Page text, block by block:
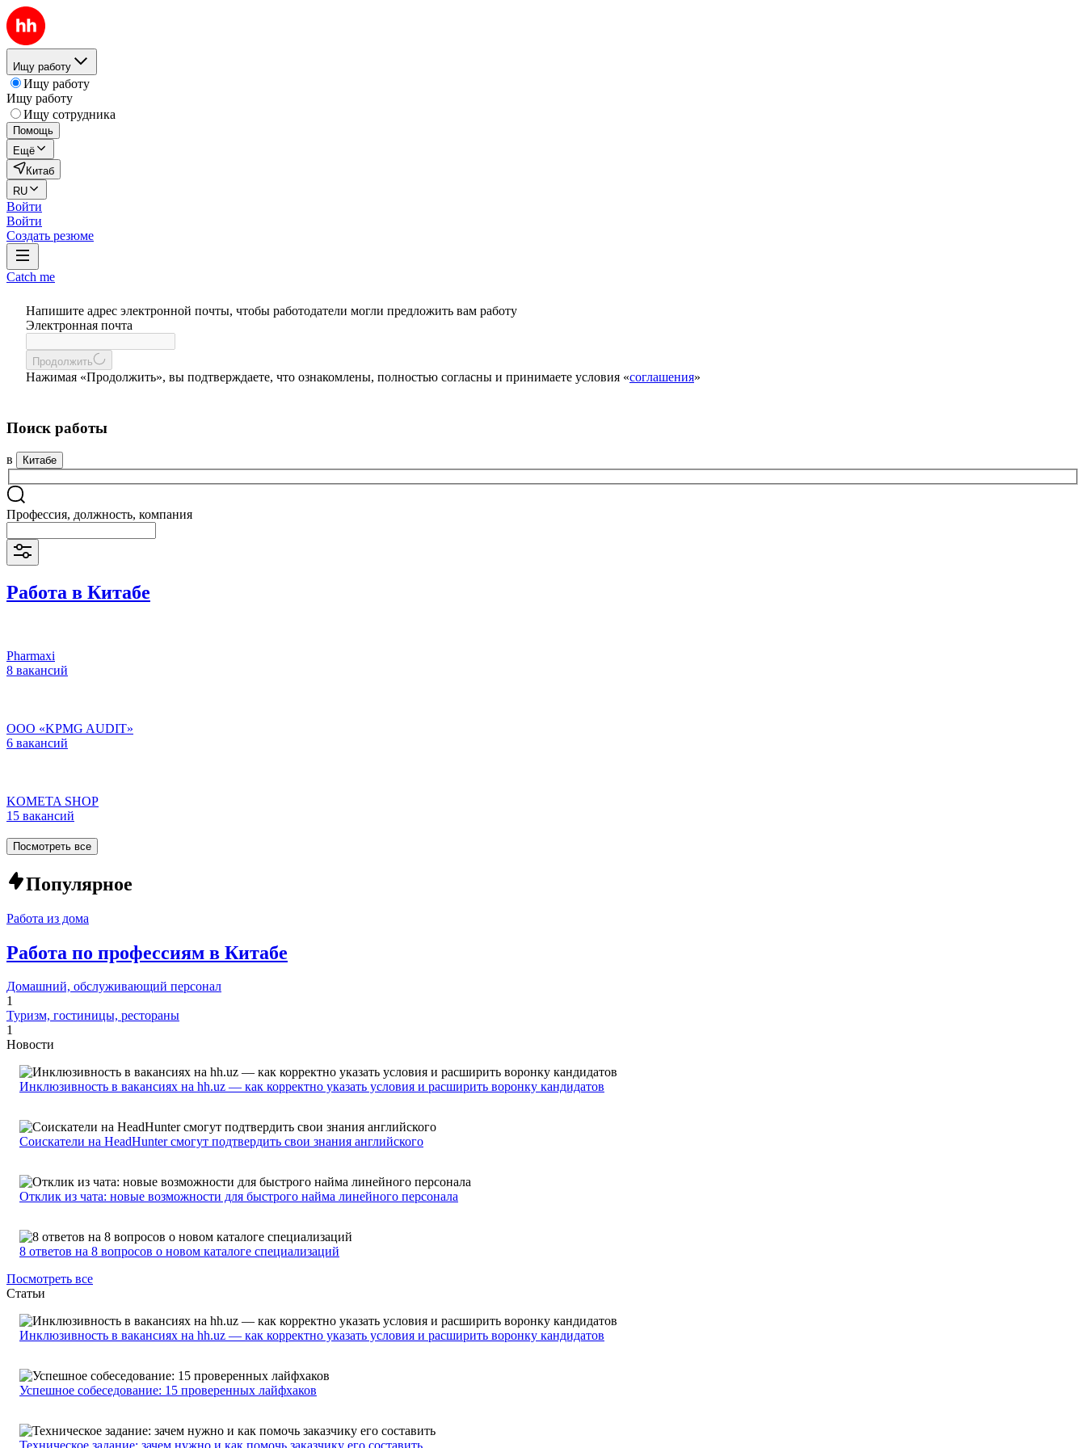
Ищу работу
Ищу работу
Ищу работу
Ищу сотрудника
Помощь
Ещё
Китаб
RU
Войти
Войти
Создать резюме
Catch me
Напишите адрес электронной почты, чтобы работодатели могли предложить вам работу
Электронная почта
Продолжить
Нажимая «Продолжить», вы подтверждаете, что ознакомлены, полностью согласны и принимаете условия «соглашения»
Поиск работы
в Китабе
Профессия, должность, компания
Работа в Китабе
Pharmaxi
8 вакансий
ООО «KPMG AUDIT»
6 вакансий
KOMETA SHOP
15 вакансий
Посмотреть все
Популярное
Работа из дома
Работа по профессиям в Китабе
Домашний, обслуживающий персонал
1
Туризм, гостиницы, рестораны
1
Новости
Инклюзивность в вакансиях на hh.uz — как корректно указать условия и расширить воронку кандидатов
Соискатели на HeadHunter смогут подтвердить свои знания английского
Отклик из чата: новые возможности для быстрого найма линейного персонала
8 ответов на 8 вопросов о новом каталоге специализаций
Посмотреть все
Статьи
Инклюзивность в вакансиях на hh.uz — как корректно указать условия и расширить воронку кандидатов
Успешное собеседование: 15 проверенных лайфхаков